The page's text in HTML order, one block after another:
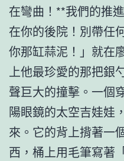
在彎曲！**我們的推
在你的後院！別帶
你那缸蒜泥！」就在
上他最珍愛的那把銀
聲巨大的撞擊。一個
陽眼鏡的太空吉娃娃
來。它的背上揹著一
西，桶上用毛筆寫著